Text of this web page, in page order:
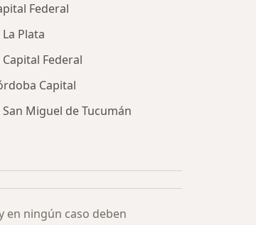
Federal
Plata
Federal
Capital
Miguel de Tucumán
en ningún caso deben